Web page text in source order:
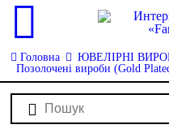
Головна
ЮВЕЛІРНІ
Позолочені вироби (Gold